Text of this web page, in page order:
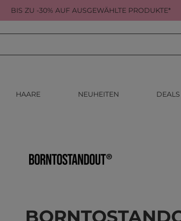
BIS ZU -30% AUF AUSGEWÄHLTE PRODUKTE*
HAARE NEUHEITEN DEALS